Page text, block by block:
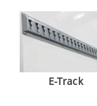
E-Track